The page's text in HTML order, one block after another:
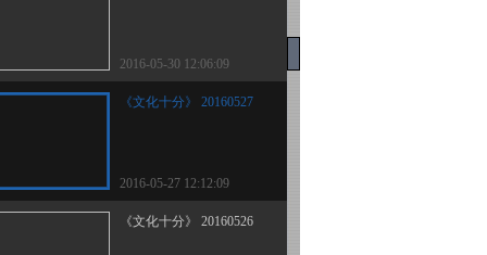
2016-05-30 12:06:09
《文化十分》 20160527
2016-05-27 12:12:09
《文化十分》 20160526